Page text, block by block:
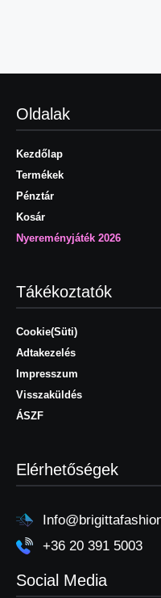
Oldalak
Kezdőlap
Termékek
Pénztár
Kosár
Nyereményjáték 2026
Tákékoztatók
Cookie(Süti)
Adtakezelés
Impresszum
Visszaküldés
ÁSZF
Elérhetőségek
+36 20 391 5003
Social Media